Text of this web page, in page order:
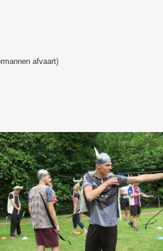
afvaart)